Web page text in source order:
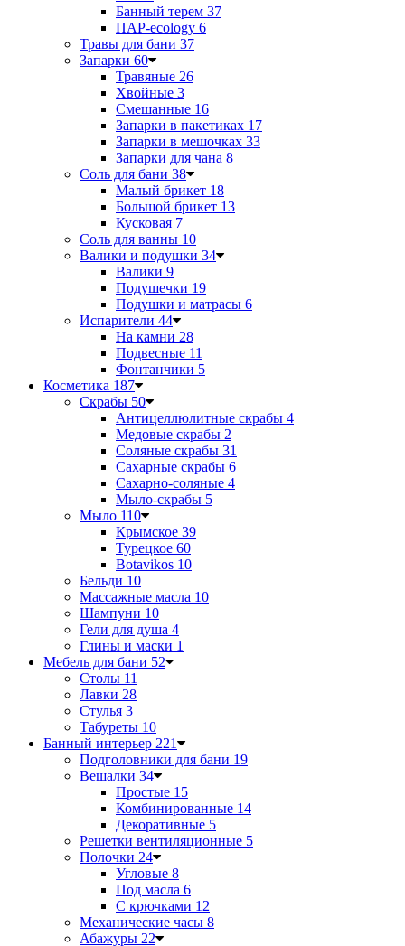
Банный терем 37
ПАР-ecology 6
Травы для бани 37
Запарки 60
Травяные 26
Хвойные 3
Смешанные 16
Запарки в пакетиках 17
Запарки в мешочках 33
Запарки для чана 8
Соль для бани 38
Малый брикет 18
Большой брикет 13
Кусковая 7
Соль для ванны 10
Валики и подушки 34
Валики 9
Подушечки 19
Подушки и матрасы 6
Испарители 44
На камни 28
Подвесные 11
Фонтанчики 5
Косметика 187
Скрабы 50
Антицеллюлитные скрабы 4
Медовые скрабы 2
Соляные скрабы 31
Сахарные скрабы 6
Сахарно-соляные 4
Мыло-скрабы 5
Мыло 110
Крымское 39
Турецкое 60
Botavikos 10
Бельди 10
Массажные масла 10
Шампуни 10
Гели для душа 4
Глины и маски 1
Мебель для бани 52
Столы 11
Лавки 28
Стулья 3
Табуреты 10
Банный интерьер 221
Подголовники для бани 19
Вешалки 34
Простые 15
Комбинированные 14
Декоративные 5
Решетки вентиляционные 5
Полочки 24
Угловые 8
Под масла 6
С крючками 12
Механические часы 8
Абажуры 22